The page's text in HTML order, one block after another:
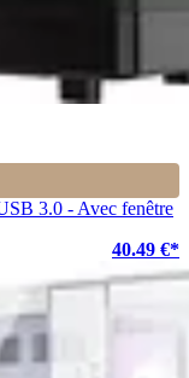
3.0 - Avec fenêtre
40.49 €*